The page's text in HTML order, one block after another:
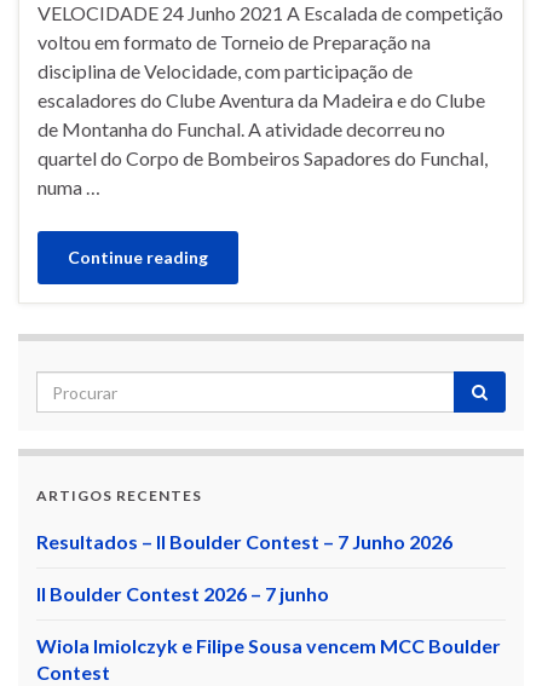
VELOCIDADE 24 Junho 2021 A Escalada de competição
voltou em formato de Torneio de Preparação na
disciplina de Velocidade, com participação de
escaladores do Clube Aventura da Madeira e do Clube
de Montanha do Funchal. A atividade decorreu no
quartel do Corpo de Bombeiros Sapadores do Funchal,
numa …
Continue reading
ARTIGOS RECENTES
Resultados – II Boulder Contest – 7 Junho 2026
II Boulder Contest 2026 – 7 junho
Wiola Imiolczyk e Filipe Sousa vencem MCC Boulder
Contest